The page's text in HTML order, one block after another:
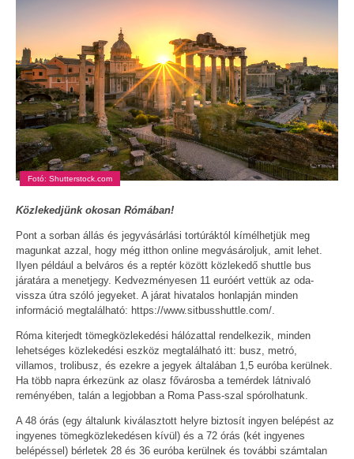
Fotó: Shutterstock.com
Közlekedjünk okosan Rómában!
Pont a sorban állás és jegyvásárlási tortúráktól kímélhetjük meg
magunkat azzal, hogy még itthon online megvásároljuk, amit lehet.
Ilyen például a belváros és a reptér között közlekedő shuttle bus
járatára a menetjegy. Kedvezményesen 11 euróért vettük az oda-
vissza útra szóló jegyeket. A járat hivatalos honlapján minden
információ megtalálható: https://www.sitbusshuttle.com/.
Róma kiterjedt tömegközlekedési hálózattal rendelkezik, minden
lehetséges közlekedési eszköz megtalálható itt: busz, metró,
villamos, trolibusz, és ezekre a jegyek általában 1,5 euróba kerülnek.
Ha több napra érkezünk az olasz fővárosba a temérdek látnivaló
reményében, talán a legjobban a Roma Pass-szal spórolhatunk.
A 48 órás (egy általunk kiválasztott helyre biztosít ingyen belépést az
ingyenes tömegközlekedésen kívül) és a 72 órás (két ingyenes
belépéssel) bérletek 28 és 36 euróba kerülnek és további számtalan